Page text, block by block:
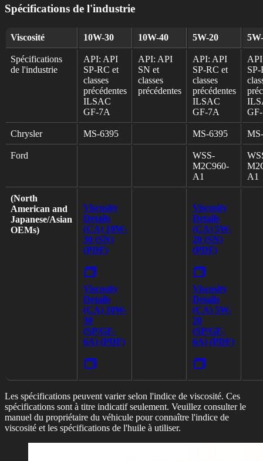
Spécifications de l'industrie
Viscosité 10W-30 10W-40 5W-20
Spécifications
de l'industrie
API: API
SP-RC et
classes
précédentes
ILSAC
GF-7A
API: API
SN et
classes
précédentes
API: API
SP-RC et
classes
précédentes
ILSAC
GF-7A
Chrysler MS-6395 MS-6395
Ford
WSS-
M2C960-
A1
A1
(North
American and
Japanese/Asian
OEMs)
Viscosity
Details
(CA) 10W-
30 (SN)
(PDF)
Viscosity
Details
(CA) 10W-
30
(SP/GF-
6A) (PDF)
Viscosity
Details
(CA) 5W-
20 (SN)
(PDF)
Viscosity
Details
(CA) 5W-
20
(SP/GF-
6A) (PDF)
Les spécifications peuvent varier selon l'indice de viscosité. Ces
spécifications sont à titre indicatif seulement. Veuillez consulter le
manuel du propriétaire du véhicule pour connaître l'indice de
viscosité et les spécifications de l'huile à utiliser.